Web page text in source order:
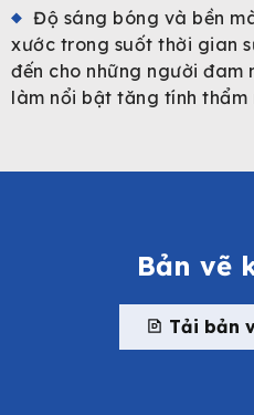
Độ sáng bóng và bền
xước trong suốt thời gian
đến cho những người đam
làm nổi bật tăng tính thẩm
Bản vẽ
Tải bản